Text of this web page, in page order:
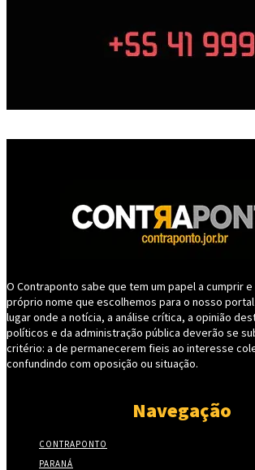
O Contraponto sabe que tem um papel a cumprir
próprio nome que escolhemos para o nosso
lugar onde a notícia, a análise crítica, a opinião
políticos e da administração pública deverão se
critério: a de permanecerem fieis ao interesse
confundindo com oposição ou situação.
Navegação
CONTRAPONTO
PARANÁ